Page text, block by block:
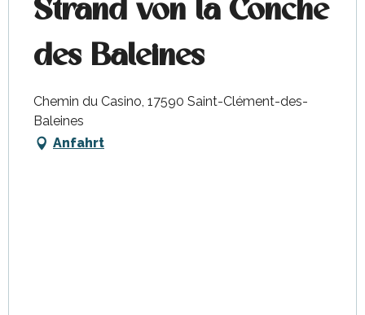
Strand von la Conche
des Baleines
Chemin du Casino, 17590 Saint-Clément-des-
Baleines
Anfahrt